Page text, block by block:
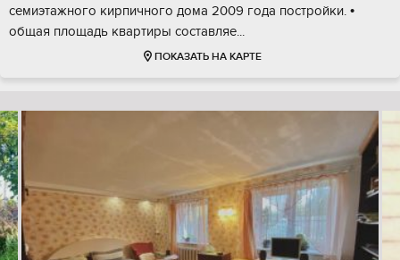
семиэтажного кирпичного дома 2009 года постройки. •
общая площадь квартиры составляе...
ПОКАЗАТЬ НА КАРТЕ